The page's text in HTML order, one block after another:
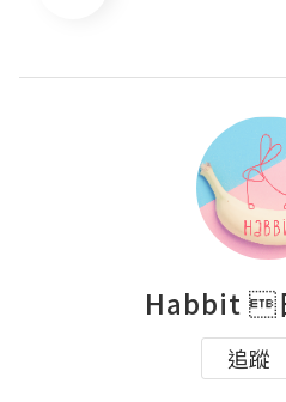
Habbit 
追蹤